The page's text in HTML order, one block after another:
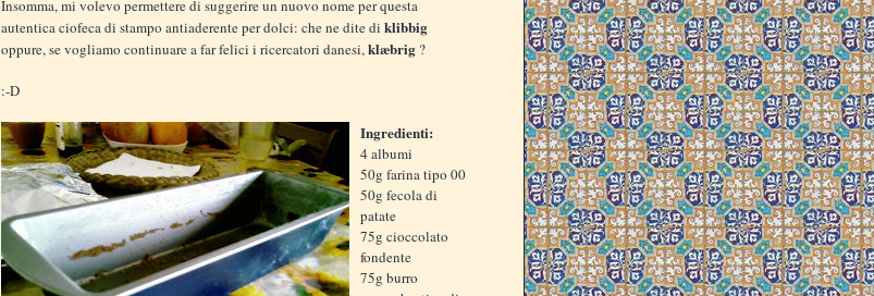
Insomma, mi volevo permettere di suggerire un nuovo nome per questa
autentica ciofeca di stampo antiaderente per dolci: che ne dite di klibbig
oppure, se vogliamo continuare a far felici i ricercatori danesi,klæbrig ?
:-D
Ingredienti:
4 albumi
50g farina tipo 00
50g fecola di
patate
75g cioccolato
fondente
75g burro